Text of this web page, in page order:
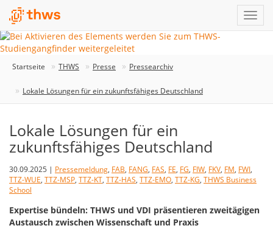
Startseite THWS Presse Pressearchiv
Lokale Lösungen für ein zukunftsfähiges Deutschland
Lokale Lösungen für ein
zukunftsfähiges Deutschland
30.09.2025 | Pressemeldung, FAB, FANG, FAS, FE, FG, FIW, FKV, FM, FWI,
TTZ-WUE, TTZ-MSP, TTZ-KT, TTZ-HAS, TTZ-EMO, TTZ-KG, THWS Business
School
Expertise bündeln: THWS und VDI präsentieren zweitägigen
Austausch zwischen Wissenschaft und Praxis